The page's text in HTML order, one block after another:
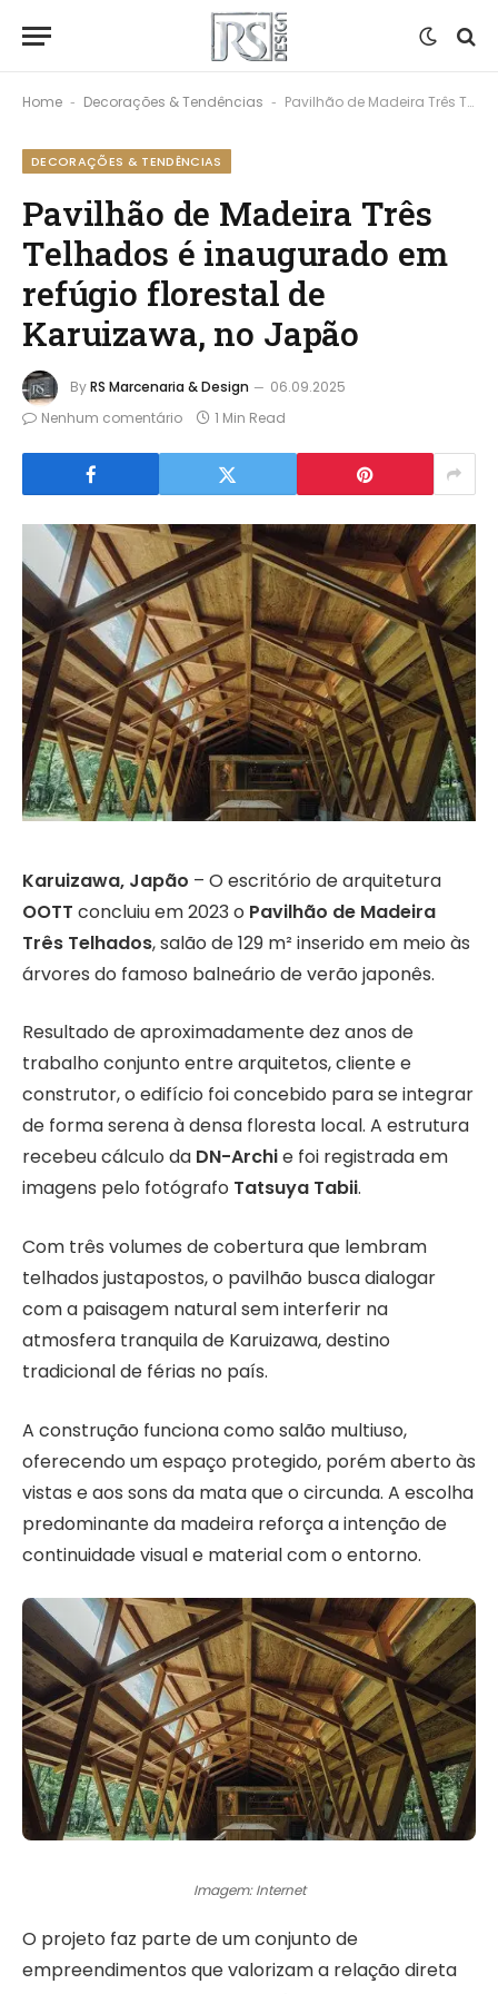
Home - Decorações & Tendências - Pavilhão de Madeira Três Telhados é inaugurado em refúgio florestal de Karuizawa, no Japão
DECORAÇÕES & TENDÊNCIAS
Pavilhão de Madeira Três
Telhados é inaugurado em
refúgio florestal de
Karuizawa, no Japão
ByRS Marcenaria & Design
06.09.2025
Nenhum comentário
1 Min Read
Karuizawa, Japão – O escritório de arquitetura
OOTT concluiu em 2023 o Pavilhão de Madeira
Três Telhados, salão de 129 m² inserido em meio às
árvores do famoso balneário de verão japonês.
Resultado de aproximadamente dez anos de
trabalho conjunto entre arquitetos, cliente e
construtor, o edifício foi concebido para se integrar
de forma serena à densa floresta local. A estrutura
recebeu cálculo da DN-Archie foi registrada em
imagens pelo fotógrafo Tatsuya Tabii.
Com três volumes de cobertura que lembram
telhados justapostos, o pavilhão busca dialogar
com a paisagem natural sem interferir na
atmosfera tranquila de Karuizawa, destino
tradicional de férias no país.
A construção funciona como salão multiuso,
oferecendo um espaço protegido, porém aberto às
vistas e aos sons da mata que o circunda. A escolha
predominante da madeira reforça a intenção de
continuidade visual e material com o entorno.
Imagem: Internet
O projeto faz parte de um conjunto de
empreendimentos que valorizam a relação direta